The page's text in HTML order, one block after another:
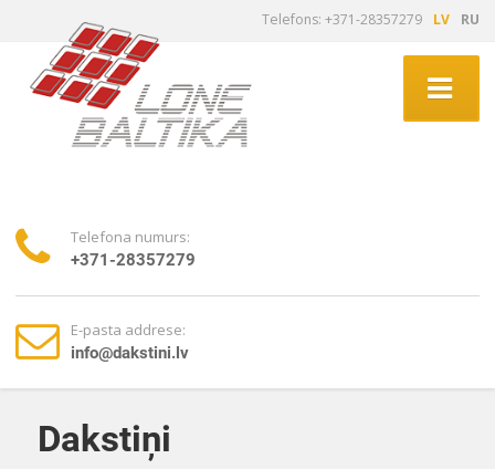
Telefons: +371-28357279 LV RU
Telefona numurs:
+371-28357279
E-pasta addrese:
info@dakstini.lv
Dakstiņi